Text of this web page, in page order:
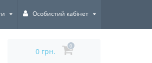
Особистий кабінет
0 грн.
0